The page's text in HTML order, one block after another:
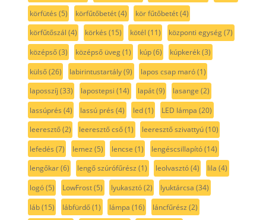
körfütés (5) körfűtőbetét(4) kör fűtőbetét(4)
körfűtőszál (4) körkés (15) kötél (11) központi egység(7)
középső(3) középső üveg(1) kúp(6) kúpkerék(3)
külső(26) labirintustartály(9) lapos csap maró(1)
laposszíj (33) lapostepsi (14) lapát(9) lasange (2)
lassúprés (4) lassú prés (4) led(1) LED lámpa (20)
leeresztő(2) leeresztő cső(1) leeresztő szivattyú(10)
lefedés (7) lemez (5) lencse (1) lengéscsillapító(14)
lengőkar(6) lengő szúrófűrész (1) leolvasztó(4) lila (4)
logó(5) LowFrost(5) lyukasztó(2) lyuktárcsa (34)
láb(15) lábfürdő(1) lámpa (16) láncfűrész (2)